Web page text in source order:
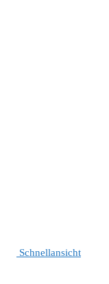
Schnellansicht